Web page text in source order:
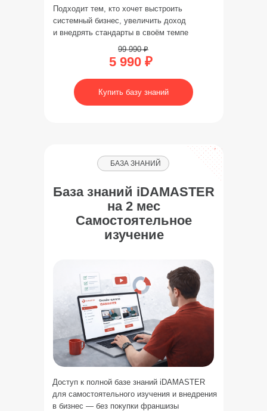
5 990 ₽
99 990 ₽
Подходит тем, кто хочет выстроить
системный бизнес, увеличить доход
и внедрять стандарты в своём темпе
Купить базу знаний
База знаний iDAMASTER
на 2 мес
Самостоятельное
изучение
БАЗА ЗНАНИЙ
Доступ к полной базе знаний iDAMASTER
для самостоятельного изучения и внедрения
в бизнес — без покупки франшизы